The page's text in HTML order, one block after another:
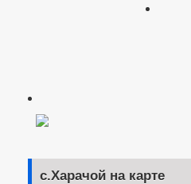
с.Харачой на карте